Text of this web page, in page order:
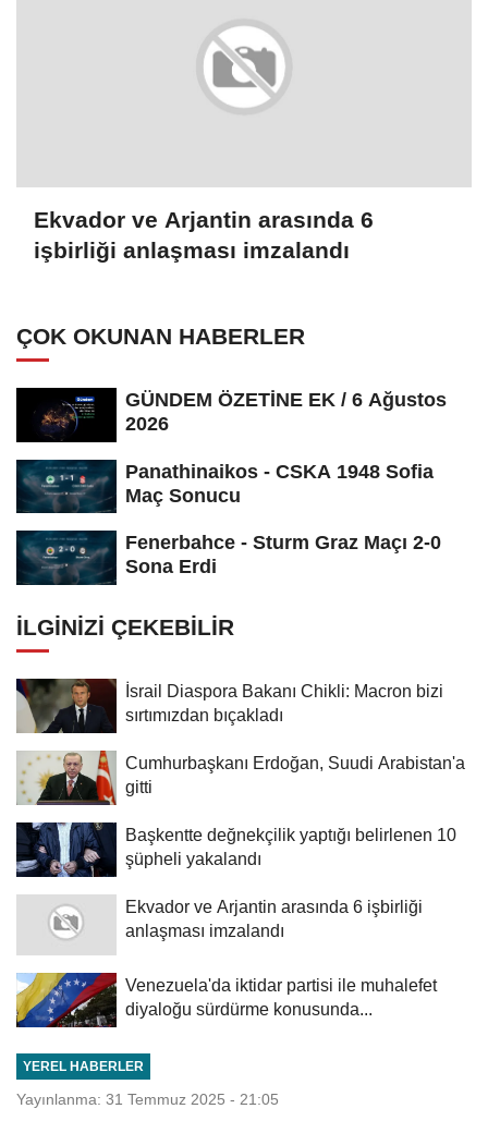
Ekvador ve Arjantin arasında 6
işbirliği anlaşması imzalandı
ÇOK OKUNAN HABERLER
GÜNDEM ÖZETİNE EK / 6 Ağustos
2026
Panathinaikos - CSKA 1948 Sofia
Maç Sonucu
Fenerbahce - Sturm Graz Maçı 2-0
Sona Erdi
İLGINIZI ÇEKEBILIR
İsrail Diaspora Bakanı Chikli: Macron bizi
sırtımızdan bıçakladı
Cumhurbaşkanı Erdoğan, Suudi Arabistan'a
gitti
Başkentte değnekçilik yaptığı belirlenen 10
şüpheli yakalandı
Ekvador ve Arjantin arasında 6 işbirliği
anlaşması imzalandı
Venezuela'da iktidar partisi ile muhalefet
diyaloğu sürdürme konusunda...
YEREL HABERLER
Yayınlanma: 31 Temmuz 2025 - 21:05